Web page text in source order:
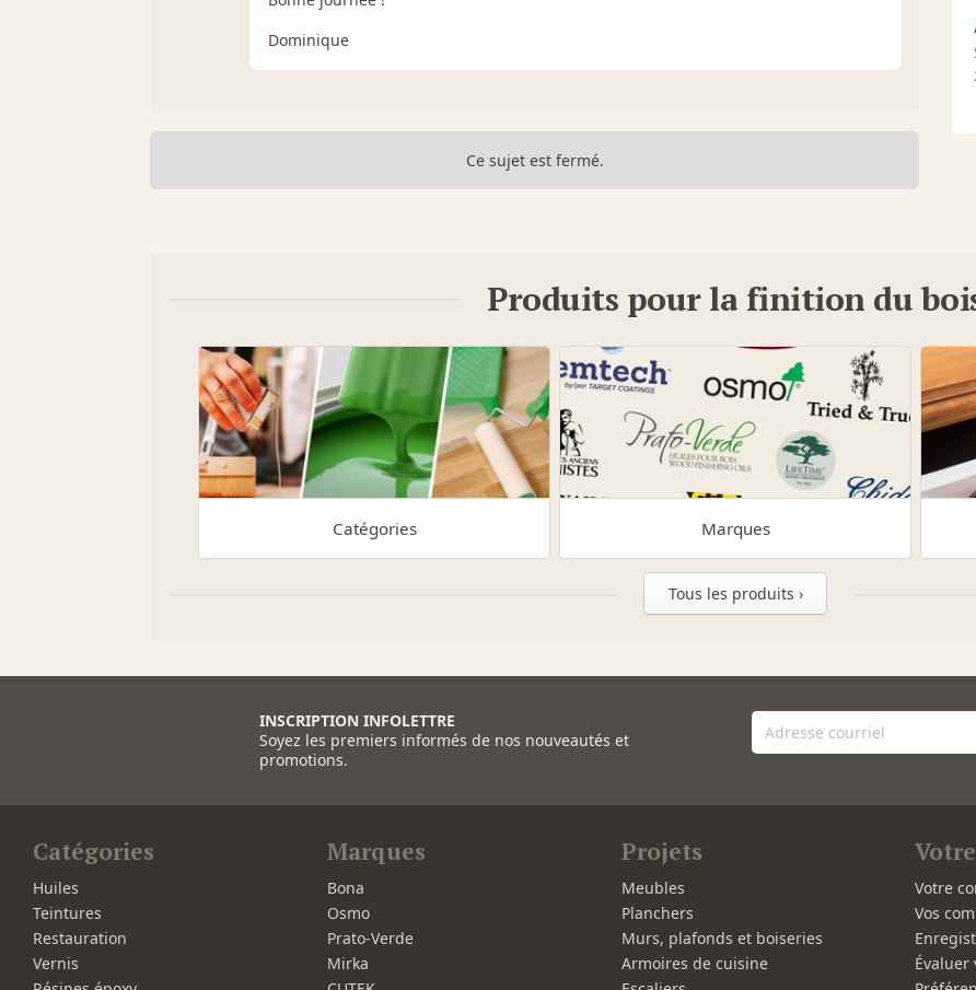
Dominique
Ce sujet est fermé.
Produits pour la finition du
Catégories Marques
Tous les produits ›
INSCRIPTION INFOLETTRE
Soyez les premiers informés de nos nouveautés et
promotions.
Catégories
Huiles
Teintures
Restauration
Vernis
Marques
Bona
Osmo
Prato-Verde
Mirka
Projets
Meubles
Planchers
Murs, plafonds et boiseries
Armoires de cuisine
Votre
Vos
Évaluer